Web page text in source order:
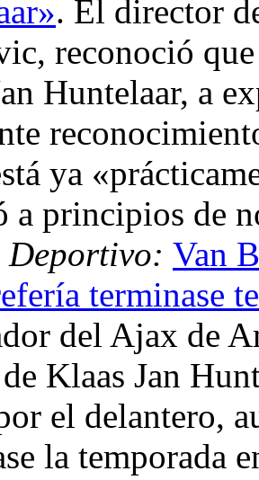
. El director
reconoció
Huntelaar, a
ya
a principios de
Deportivo: Van
terminase
del Ajax de
Klaas Jan
el delantero,
la temporada